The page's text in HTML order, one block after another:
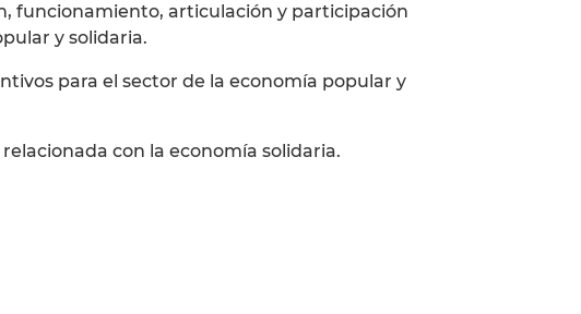
funcionamiento, articulación y participación
y solidaria.
para el sector de la economía popular y
con la economía solidaria.